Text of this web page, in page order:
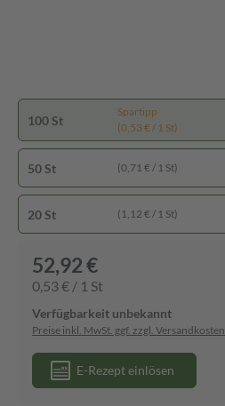
100 St
Spartipp
(0,53 € / 1 St)
50 St (0,71 € / 1 St)
20 St (1,12 € / 1 St)
52,92 €
0,53 € / 1 St
Verfügbarkeit unbekannt
Preise inkl. MwSt. ggf. zzgl. Versandkosten
E-Rezept einlösen